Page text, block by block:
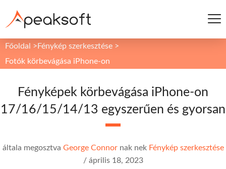
Főoldal > Fénykép szerkesztése >
Fotók körbevágása iPhone-on
Fényképek körbevágása iPhone-on
17/16/15/14/13 egyszerűen és gyorsan
általa megosztva George Connornak nek Fénykép szerkesztése
/ április 18, 2023